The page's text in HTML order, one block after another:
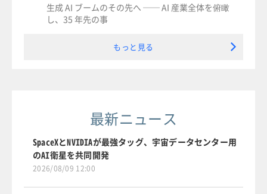
生成 AI ブームのその先へ ── AI 産業全体を俯瞰
し、35 年先の事
もっと見る
最新ニュース
SpaceXとNVIDIAが最強タッグ、宇宙データセンター用
のAI衛星を共同開発
2026/08/09 12:00